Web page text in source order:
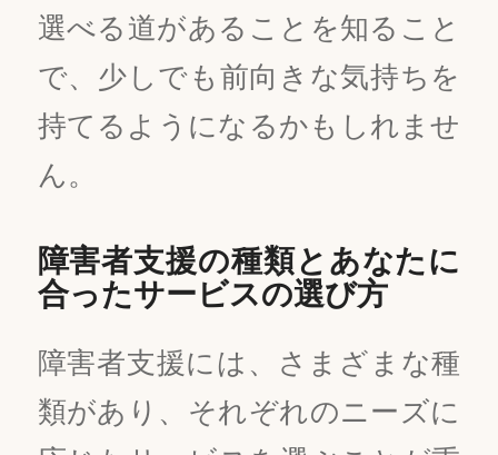
選べる道があることを知ること
で、少しでも前向きな気持ちを
持てるようになるかもしれませ
ん。
障害者支援の種類とあなたに
合ったサービスの選び方
障害者支援には、さまざまな種
類があり、それぞれのニーズに